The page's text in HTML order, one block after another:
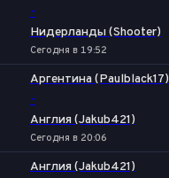
-
Нидерланды (Shooter)
Сегодня в 19:52
Аргентина (Paulblack17)
-
Англия (Jakub421)
Сегодня в 20:06
Англия (Jakub421)